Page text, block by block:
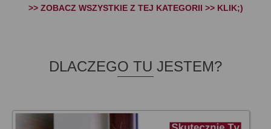
>> ZOBACZ WSZYSTKIE Z TEJ KATEGORII >> KLIK;)
DLACZEGO TU JESTEM?